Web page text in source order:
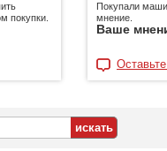
покупки.
Покупали
мнение.
Ваше